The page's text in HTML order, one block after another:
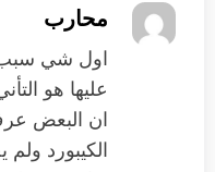
محارب
اول شي سبب
عليها هو
ان البعض
الكيبورد